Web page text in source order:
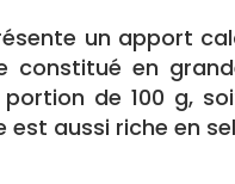
un apport
constitué en
portion de 100 g,
est aussi riche en